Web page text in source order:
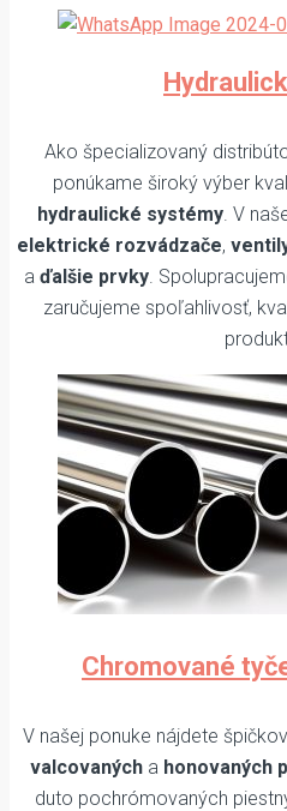
Ako špecializovaný
ponúkame široký výber
hydraulické systémy. V
elektrické rozvádzače,
a ďalšie prvky.
zaručujeme spoľahlivosť,
Chromované
V našej ponuke nájdete
valcovanýcha honovaných
duto pochrómovaných